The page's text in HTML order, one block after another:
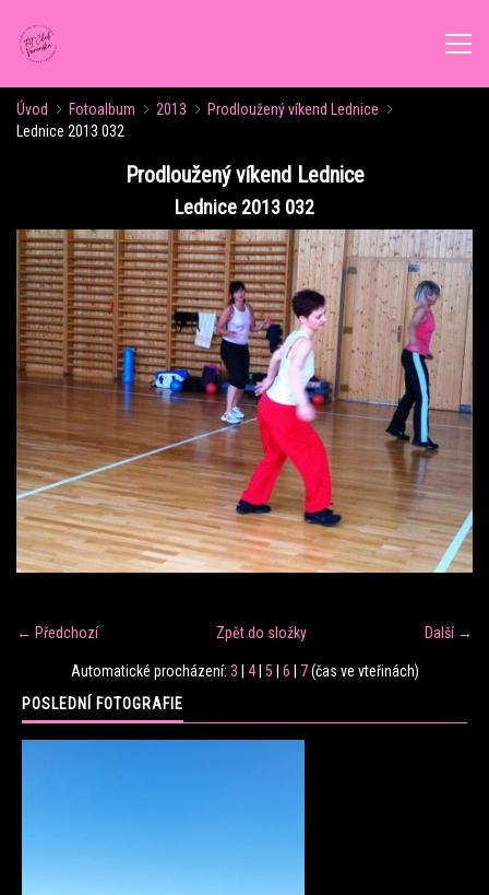
ÚVOD
ROZVRH CVIČENÍ
KALENDÁŘ AKCÍ
FORMY CVIČENÍ
VÝŽIVOVÉ PORADENSTVÍ
FITNESS TRÉNINK
FIT CLUB VERONIKA
Úvod Fotoalbum 2013
Prodloužený víkend Lednice
Lednice 2013 032
Prodloužený víkend Lednice
Lednice 2013 032
← Předchozí Další →
Zpět do složky
Automatické procházení: 3 | 4| 5 | 6 | 7(čas ve vteřinách)
POSLEDNÍ FOTOGRAFIE